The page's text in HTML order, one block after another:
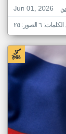
Jun 01, 2026
٦ الصور: ٢٥